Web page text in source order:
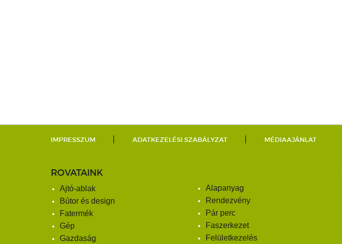
IMPRESSZUM ADATKEZELÉSI SZABÁLYZAT MÉDIAAJÁNLAT
ROVATAINK
Ajtó-ablak
Bútor és design
Fatermék
Gép
Gazdaság
Alapanyag
Rendezvény
Pár perc
Faszerkezet
Felületkezelés